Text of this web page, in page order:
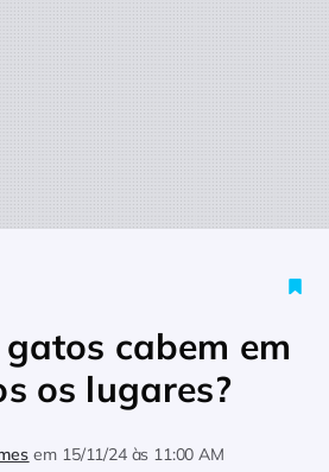
Por que os gatos cabem em quase
cabem em
os lugares?
em 15/11/24 às 11:00 AM